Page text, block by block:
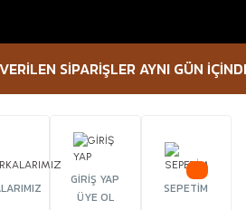
SİPARİŞLER AYNI GÜN İÇİNDE
GİRİŞ YAP
ÜYE OL
SEPETİM